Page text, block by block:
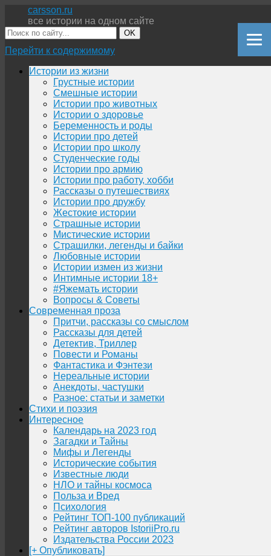
carsson.ru
все истории на одном сайте
OK
Перейти к содержимому
Истории из жизни
Грустные истории
Смешные истории
Истории про животных
Истории о здоровье
Беременность и роды
Истории про детей
Истории про школу
Студенческие годы
Истории про армию
Истории про работу, хобби
Рассказы о путешествиях
Истории про дружбу
Жестокие истории
Страшные истории
Мистические истории
Страшилки, легенды и байки
Любовные истории
Истории измен из жизни
Интимные истории 18+
#Яжемать истории
Вопросы & Советы
Современная проза
Притчи, рассказы со смыслом
Рассказы для детей
Детектив, Триллер
Повести и Романы
Фантастика и Фэнтези
Нереальные истории
Анекдоты, частушки
Разное: статьи и заметки
Стихи и поэзия
Интересное
Календарь на 2023 год
Загадки и Тайны
Мифы и Легенды
Исторические события
Известные люди
НЛО и тайны космоса
Польза и Вред
Психология
Рейтинг ТОП-100 публикаций
Рейтинг авторов IstoriiPro.ru
Издательства России 2023
[+ Опубликовать]